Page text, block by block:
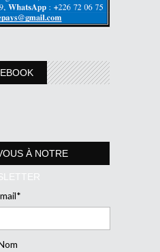
À NOTRE